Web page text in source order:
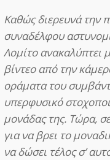
Καθώς διερευνά την
συναδέλφου
Λομίτο ανακαλύπτει
βίντεο από την
οράματα του
υπερφυσικό
μονάδας της. Τώρα,
για να βρει το
να δώσει τέλος σ’